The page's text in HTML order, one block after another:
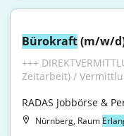
Bürokraft (m/w/
+++
Zeitarbeit) /
RADAS Jobbörse &
Nürnberg, Raum